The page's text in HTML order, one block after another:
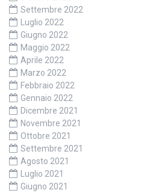
Settembre 2022
Luglio 2022
Giugno 2022
Maggio 2022
Aprile 2022
Marzo 2022
Febbraio 2022
Gennaio 2022
Dicembre 2021
Novembre 2021
Ottobre 2021
Settembre 2021
Agosto 2021
Luglio 2021
Giugno 2021